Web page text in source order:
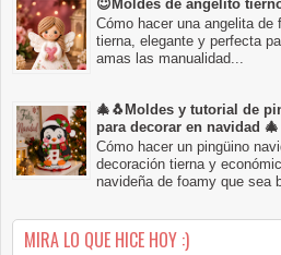
😇Moldes de angelito
Cómo hacer una angelita de
tierna, elegante y perfecta
amas las manualidad...
🎄🐧Moldes y tutorial de
para decorar en navidad 🎄
Cómo hacer un pingüino
decoración tierna y
navideña de foamy que sea
MIRA LO QUE HICE HOY :)